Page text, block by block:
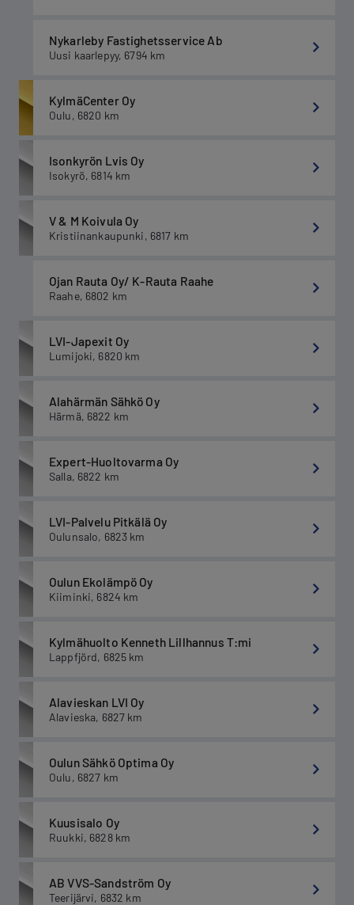
Nykarleby Fastighetsservice Ab
Uusi kaarlepyy, 6794 km
KylmäCenter Oy
Oulu, 6820 km
Isonkyrön Lvis Oy
Isokyrö, 6814 km
V & M Koivula Oy
Kristiinankaupunki, 6817 km
Ojan Rauta Oy/ K-Rauta Raahe
Raahe, 6802 km
LVI-Japexit Oy
Lumijoki, 6820 km
Alahärmän Sähkö Oy
Härmä, 6822 km
Expert-Huoltovarma Oy
Salla, 6822 km
LVI-Palvelu Pitkälä Oy
Oulunsalo, 6823 km
Oulun Ekolämpö Oy
Kiiminki, 6824 km
Kylmähuolto Kenneth Lillhannus T:mi
Lappfjörd, 6825 km
Alavieskan LVI Oy
Alavieska, 6827 km
Oulun Sähkö Optima Oy
Oulu, 6827 km
Kuusisalo Oy
Ruukki, 6828 km
AB VVS-Sandström Oy
Teerijärvi, 6832 km